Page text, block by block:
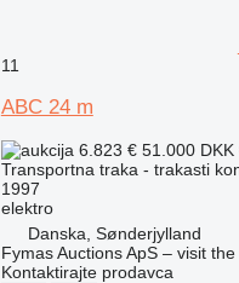
11
ABC 24 m
6.823 € 51.000 DKK
Transportna traka - trakasti
1997
elektro
Danska, Sønderjylland
Fymas Auctions ApS – visit
Kontaktirajte prodavca